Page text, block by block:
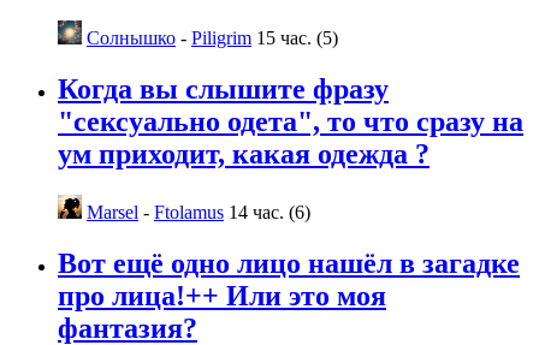
Солнышко - Piligrim 15 час. (5)
Когда вы слышите фразу
"сексуально одета", то что сразу на
ум приходит, какая одежда ?
Marsel - Ftolamus 14 час. (6)
Вот ещё одно лицо нашёл в загадке
про лица!++ Или это моя
фантазия?